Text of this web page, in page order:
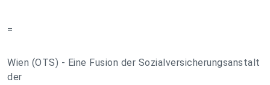
=
Wien (OTS) - Eine Fusion der Sozialversicherungsanstalt
der